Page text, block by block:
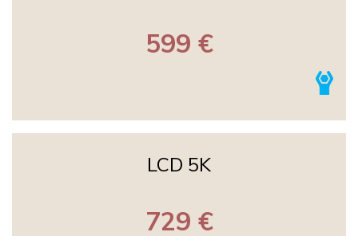
599 €
LCD 5K
729 €